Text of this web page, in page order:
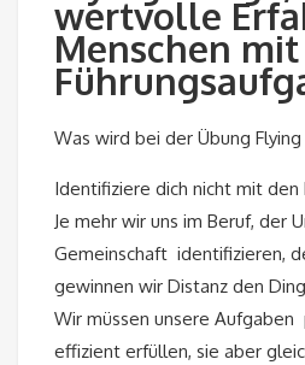
wertvolle
Menschen mit
Was wird bei der Übung
Identifiziere dich nicht mit den
Je mehr wir uns im Beruf, der
Gemeinschaft identifizieren,
gewinnen wir Distanz den
Wir müssen unsere
effizient erfüllen, sie aber